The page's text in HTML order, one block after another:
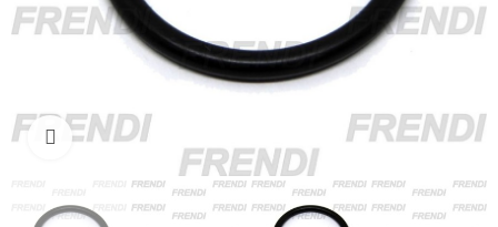
Click para agrandar